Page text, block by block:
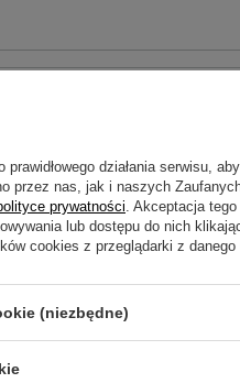
zdjęcie produktu:
działania serwisu,
przez nas, jak i naszych
prywatności. Akceptacja
lub dostępu do nich
cookies z przeglądarki z danego
(niezbędne)